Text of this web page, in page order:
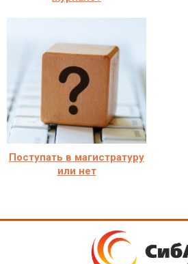
Поступать в магистратуру
или нет